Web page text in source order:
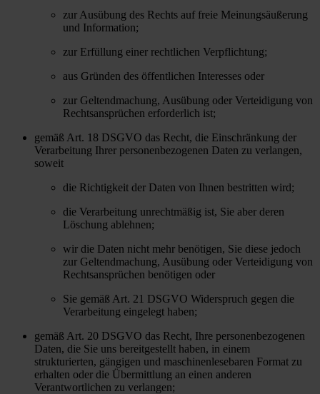
zur Ausübung des Rechts auf freie Meinungsäußerung
und Information;
zur Erfüllung einer rechtlichen Verpflichtung;
aus Gründen des öffentlichen Interesses oder
zur Geltendmachung, Ausübung oder Verteidigung von
Rechtsansprüchen erforderlich ist;
gemäß Art. 18 DSGVO das Recht, die Einschränkung der
Verarbeitung Ihrer personenbezogenen Daten zu verlangen,
soweit
die Richtigkeit der Daten von Ihnen bestritten wird;
die Verarbeitung unrechtmäßig ist, Sie aber deren
Löschung ablehnen;
wir die Daten nicht mehr benötigen, Sie diese jedoch
zur Geltendmachung, Ausübung oder Verteidigung von
Rechtsansprüchen benötigen oder
Sie gemäß Art. 21 DSGVO Widerspruch gegen die
Verarbeitung eingelegt haben;
gemäß Art. 20 DSGVO das Recht, Ihre personenbezogenen
Daten, die Sie uns bereitgestellt haben, in einem
strukturierten, gängigen und maschinenlesebaren Format zu
erhalten oder die Übermittlung an einen anderen
Verantwortlichen zu verlangen;